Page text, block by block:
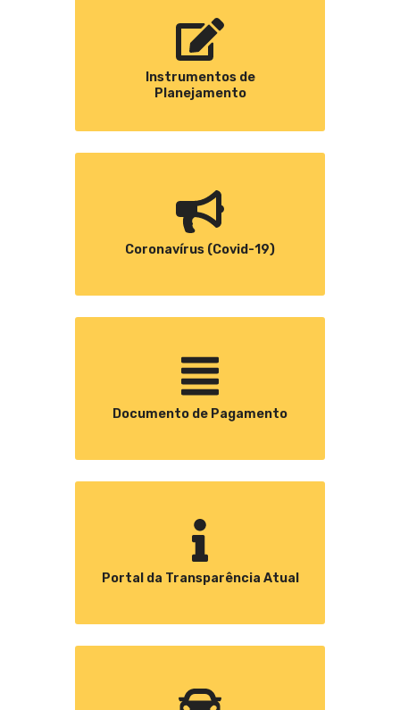
Instrumentos de
Planejamento
Coronavírus (Covid-19)
Documento de Pagamento
Portal da Transparência Atual